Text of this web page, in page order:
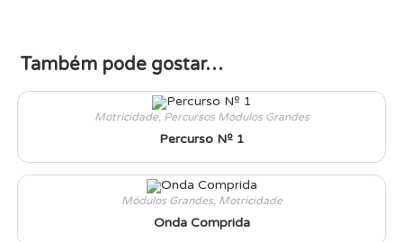
Também pode gostar…
Motricidade, Percursos Módulos Grandes
Percurso Nº 1
Módulos Grandes, Motricidade
Onda Comprida